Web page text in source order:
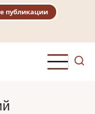
публикации